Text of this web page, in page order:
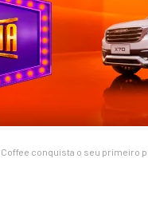
conquista o seu primeiro